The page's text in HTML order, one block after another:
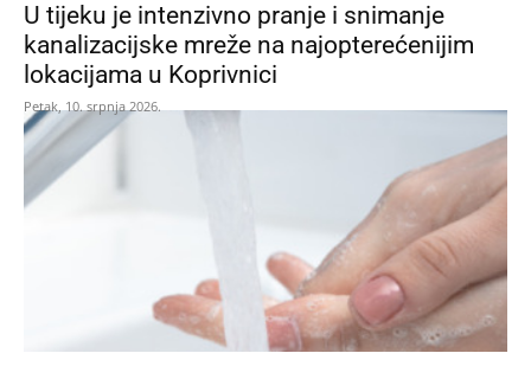
U tijeku je intenzivno pranje i snimanje
kanalizacijske mreže na najopterećenijim
lokacijama u Koprivnici
Petak, 10. srpnja 2026.